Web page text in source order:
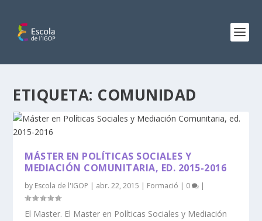
ETIQUETA: COMUNIDAD
MÁSTER EN POLÍTICAS SOCIALES Y
MEDIACIÓN COMUNITARIA, ED. 2015-2016
by Escola de l'IGOP | abr. 22, 2015 | Formació | 0 |
El Master. El Master en Políticas Sociales y Mediación